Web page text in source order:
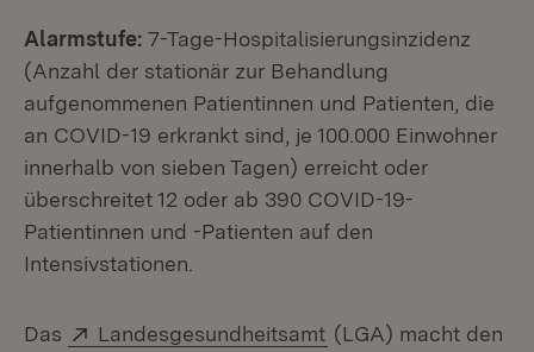
Alarmstufe: 7-Tage-Hospitalisierungsinzidenz
(Anzahl der stationär zur Behandlung
aufgenommenen Patientinnen und Patienten, die
an COVID-19 erkrankt sind, je 100.000 Einwohner
innerhalb von sieben Tagen) erreicht oder
überschreitet 12 oder ab 390 COVID-19-
Patientinnen und -Patienten auf den
Intensivstationen.
Das Extern:
Landesgesundheitsamt (Öffnet in neuem
(LGA) macht den